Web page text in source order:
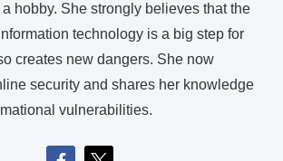
hobby. She strongly believes that the
technology is a big step for
creates new dangers. She now
security and shares her knowledge
vulnerabilities.